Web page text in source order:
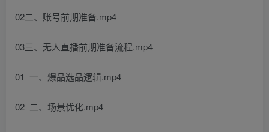
02二、账号前期准备.mp4
03三、无人直播前期准备流程.mp4
01_一、爆品选品逻辑.mp4
02_二、场景优化.mp4